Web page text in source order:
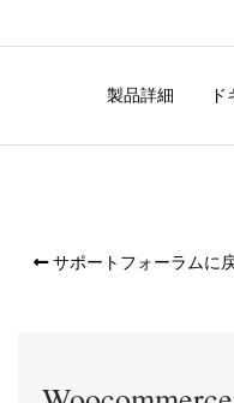
製品詳細
サポートフォーラムに